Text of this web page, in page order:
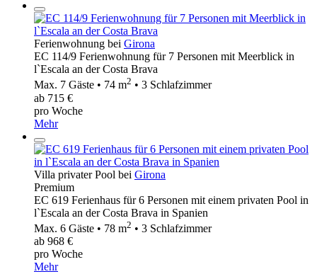
Ferienwohnung bei Girona
EC 114/9 Ferienwohnung für 7 Personen mit Meerblick in
l`Escala an der Costa Brava
Max. 7 Gäste • 74 m2 • 3 Schlafzimmer
ab 715 €
pro Woche
Mehr
Villa privater Pool bei Girona
Premium
EC 619 Ferienhaus für 6 Personen mit einem privaten Pool in
l`Escala an der Costa Brava in Spanien
Max. 6 Gäste • 78 m2 • 3 Schlafzimmer
ab 968 €
pro Woche
Mehr